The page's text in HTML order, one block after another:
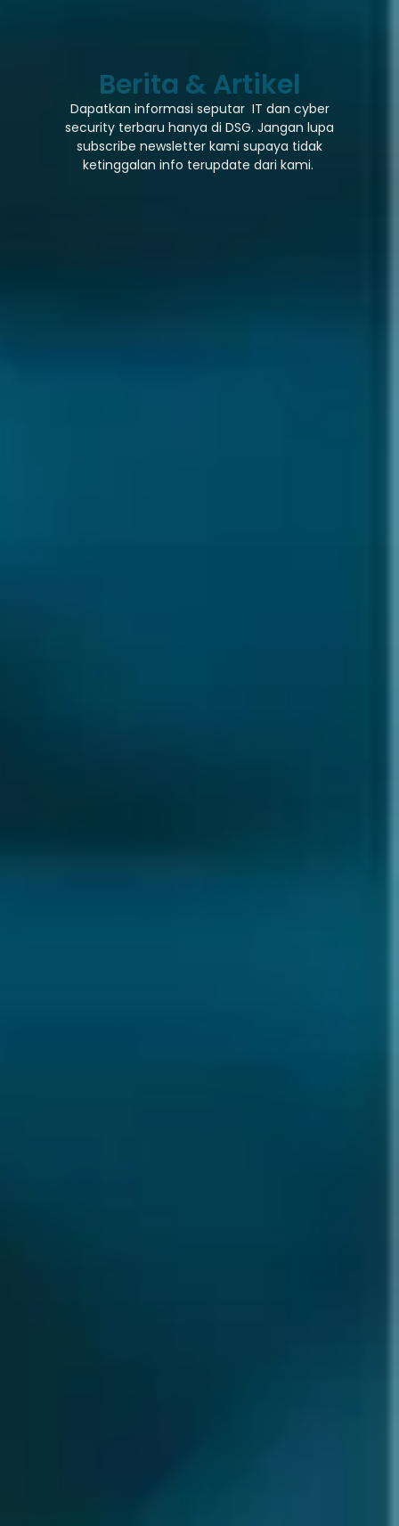
Berita & Artikel
Dapatkan informasi seputar IT dan cyber
security terbaru hanya di DSG. Jangan lupa
subscribe newsletter kami supaya tidak
ketinggalan info terupdate dari kami.